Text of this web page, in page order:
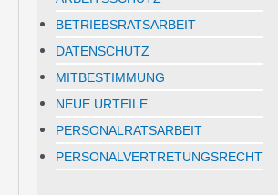
BETRIEBSRATSARBEIT
DATENSCHUTZ
MITBESTIMMUNG
NEUE URTEILE
PERSONALRATSARBEIT
PERSONALVERTRETUNGSRECHT